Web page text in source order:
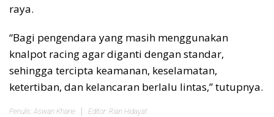
raya.
“Bagi pengendara yang masih menggunakan
knalpot racing agar diganti dengan standar,
sehingga tercipta keamanan, keselamatan,
ketertiban, dan kelancaran berlalu lintas,” tutupnya.
Penulis: Aswan Kharie Editor: Rian Hidayat